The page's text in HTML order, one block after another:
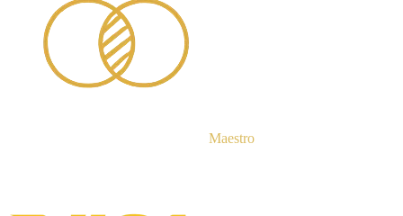
Maestro